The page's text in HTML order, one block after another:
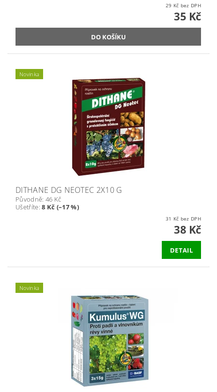
29 Kč bez DPH
35 Kč
Novinka
DITHANE DG NEOTEC 2X10 G
Původně: 46 Kč
Ušetříte:8 Kč (–17 %)
31 Kč bez DPH
38 Kč
DETAIL
Novinka